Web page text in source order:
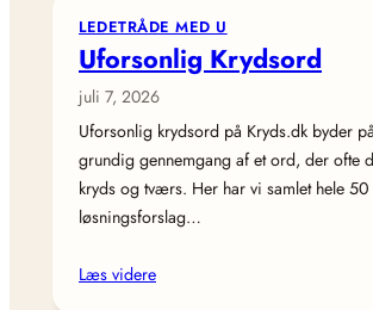
LEDETRÅDE MED U
Uforsonlig Krydsord
juli 7, 2026
Uforsonlig krydsord på Kryds.dk byder
grundig gennemgang af et ord, der ofte
kryds og tværs. Her har vi samlet hele
løsningsforslag…
Læs videre